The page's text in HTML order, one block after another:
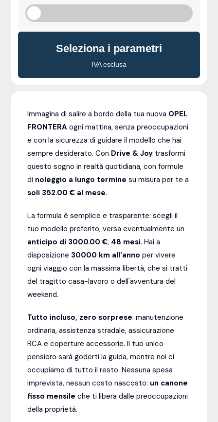
Seleziona i parametri
IVA esclusa
Immagina di salire a bordo della tua nuova OPEL
FRONTERA ogni mattina, senza preoccupazioni
e con la sicurezza di guidare il modello che hai
sempre desiderato. Con Drive & Joy trasformi
questo sogno in realtà quotidiana, con formule
di noleggio a lungo termine su misura per te a
soli 352.00 € al mese.
La formula è semplice e trasparente: scegli il
tuo modello preferito, versa eventualmente un
anticipo di 3000.00 €, 48 mesi. Hai a
disposizione 30000 km all'anno per vivere
ogni viaggio con la massima libertà, che si tratti
del tragitto casa-lavoro o dell'avventura del
weekend.
Tutto incluso, zero sorprese: manutenzione
ordinaria, assistenza stradale, assicurazione
RCA e coperture accessorie. Il tuo unico
pensiero sarà goderti la guida, mentre noi ci
occupiamo di tutto il resto. Nessuna spesa
imprevista, nessun costo nascosto: un canone
fisso mensile che ti libera dalle preoccupazioni
della proprietà.